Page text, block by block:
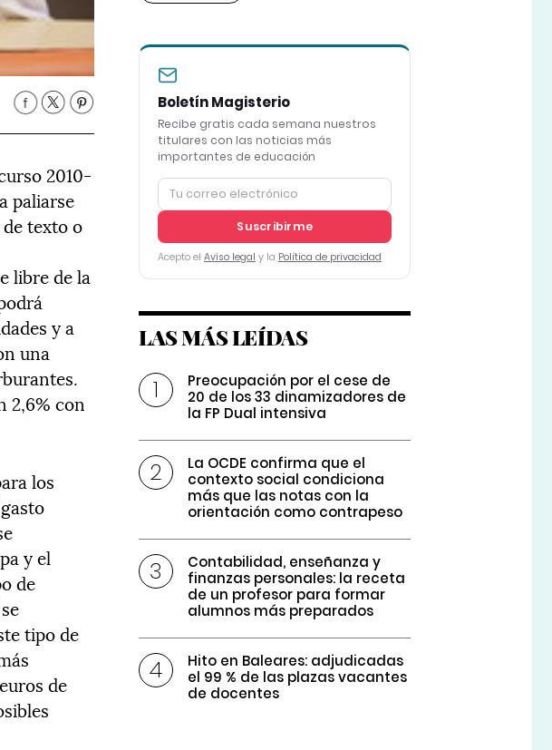
2010-
paliarse
texto o
libre de la
y a
una
2,6% con
los
y el
de
tipo de
de
Boletín Magisterio
Recibe gratis cada semana nuestros
titulares con las noticias más
importantes de educación
Suscribirme
Acepto el Aviso legal y la Política de privacidad
LAS MÁS LEÍDAS
Preocupación por el cese de
20 de los 33 dinamizadores de
la FP Dual intensiva
La OCDE confirma que el
contexto social condiciona
más que las notas con la
orientación como contrapeso
Contabilidad, enseñanza y
finanzas personales: la receta
de un profesor para formar
alumnos más preparados
Hito en Baleares: adjudicadas
el 99 % de las plazas vacantes
de docentes